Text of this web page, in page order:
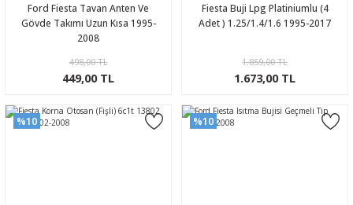
Ford Fiesta Tavan Anten Ve
Gövde Takımı Uzun Kısa 1995-
2008
498,00 TL
449,00 TL
Fiesta Buji Lpg Platiniumlu (4
Adet ) 1.25/1.4/1.6 1995-2017
1.859,00 TL
1.673,00 TL
%10 %10